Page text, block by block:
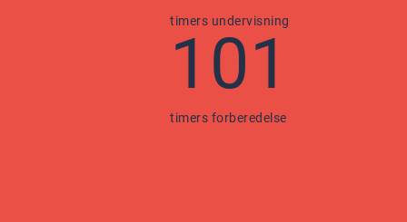
timers undervisning
101
timers forberedelse